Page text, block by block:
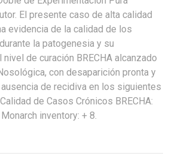
El presente caso de alta calidad
evidencia de la calidad de los
la patogenesia y su
de curación BRECHA alcanzado
con desaparición pronta y
de recidiva en los siguientes
de Casos Crónicos BRECHA:
inventory: + 8.